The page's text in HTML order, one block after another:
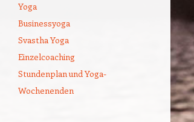
Yoga
Businessyoga
Svastha Yoga
Einzelcoaching
Stundenplan und Yoga-
Wochenenden